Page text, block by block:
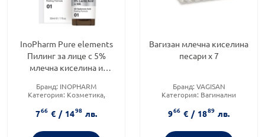
InoPharm Pure elements
Пилинг за лице с 5%
млечна киселина и
30мл
Бранд: INOPHARM
Категория: Козметика,
Тип козметика:
Дермокозметика
766 € / 1498 лв.
Вагизан млечна киселина
песари х 7
Бранд: VAGISAN
Категория: Вагинални
Форма на продукта:овули
966 € / 1889 лв.